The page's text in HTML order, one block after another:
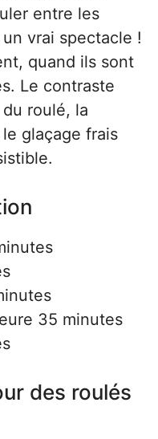
entre les
vrai spectacle !
quand ils sont
Le contraste
roulé, la
glaçage frais
35 minutes
des roulés